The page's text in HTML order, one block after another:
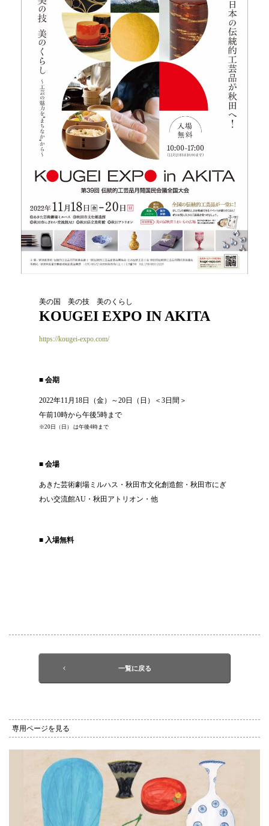
美の国 美の技 美のくらし
KOUGEI EXPO IN AKITA
https://kougei-expo.com/
■ 会期
2022年11月18日（金）～20日（日）＜3日間＞
午前10時から午後5時まで
※20日（日） は午後4時まで
■ 会場
あきた芸術劇場ミルハス・秋田市文化創造館・秋田市にぎ
わい交流館AU・秋田アトリオン・他
■ 入場無料
一覧に戻る
専用ページを見る